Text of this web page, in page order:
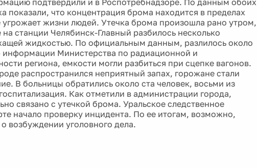
подтвердили и в Роспотребнадзоре. По данным обоих
показали, что концентрация брома находится в пределах
жизни людей. Утечка брома произошла рано утром,
на станции Челябинск-Главный разбилось несколько
жидкостью. По официальным данным, разлилось около
Министерства по радиационной и
региона, емкости могли разбиться при сцепке вагонов.
распространился неприятный запах, горожане стали
В больницы обратились около ста человек, восьми из
Как отметили в администрации города,
связано с утечкой брома. Уральское следственное
начало проверку инцидента. По ее итогам, возможно,
возбуждении уголовного дела.